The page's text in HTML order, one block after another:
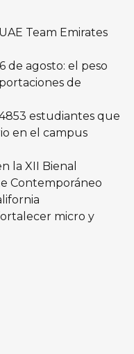
Team Emirates
de agosto: el peso
de
estudiantes que
en el campus
la XII Bienal
Contemporáneo
micro y